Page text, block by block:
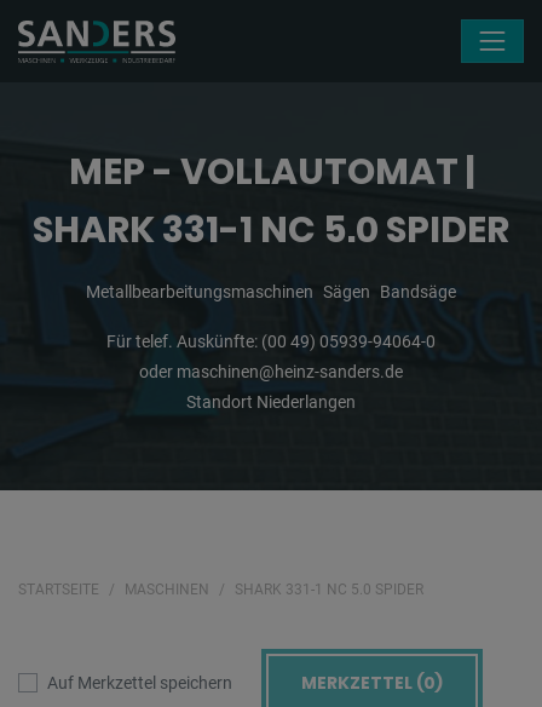
MEP - VOLLAUTOMAT |
SHARK 331-1 NC 5.0 SPIDER
Metallbearbeitungsmaschinen Sägen Bandsäge
Für telef. Auskünfte: (00 49) 05939-94064-0
oder maschinen@heinz-sanders.de
Standort Niederlangen
STARTSEITE MASCHINEN SHARK 331-1 NC 5.0 SPIDER
Auf Merkzettel speichern MERKZETTEL (0)